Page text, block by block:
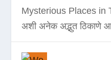
Mysterious Places in
अशी अनेक अद्भुत ठिकाणे